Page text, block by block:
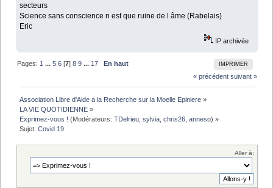
secteurs
Science sans conscience n est que ruine de l âme (Rabelais)
Eric
IP archivée
IMPRIMER
Pages: 1 ...5 6 [7]8 9 ... 17
En haut
« précédent suivant »
Association Libre d'Aide a la Recherche sur la Moelle Epiniere »
LA VIE QUOTIDIENNE »
Exprimez-vous ! (Modérateurs:TDelrieu ,sylvia ,chris26 ,anneso) »
Sujet:Covid 19
Aller à: